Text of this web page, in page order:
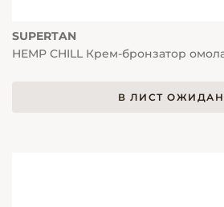
SUPERTAN
HEMP CHILL Крем-бронзатор
В ЛИСТ